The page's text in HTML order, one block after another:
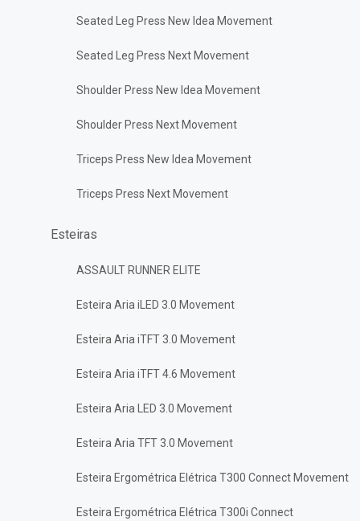
Seated Leg Press New Idea Movement
Seated Leg Press Next Movement
Shoulder Press New Idea Movement
Shoulder Press Next Movement
Triceps Press New Idea Movement
Triceps Press Next Movement
Esteiras
ASSAULT RUNNER ELITE
Esteira Aria iLED 3.0 Movement
Esteira Aria iTFT 3.0 Movement
Esteira Aria iTFT 4.6 Movement
Esteira Aria LED 3.0 Movement
Esteira Aria TFT 3.0 Movement
Esteira Ergométrica Elétrica T300 Connect Movement
Esteira Ergométrica Elétrica T300i Connect